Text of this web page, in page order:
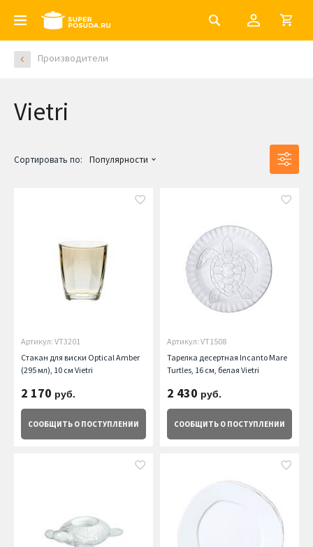
Производители
Vietri
Сортировать по: Популярности
Артикул: VT3201
Стакан для виски Optical Amber
(295 мл), 10 см Vietri
2 170 руб.
СООБЩИТЬ О ПОСТУПЛЕНИИ
Артикул: VT1508
Тарелка десертная Incanto Mare
Turtles, 16 см, белая Vietri
2 430 руб.
СООБЩИТЬ О ПОСТУПЛЕНИИ